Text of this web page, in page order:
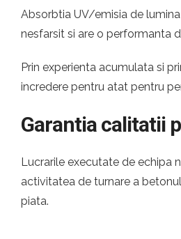
Absorbtia UV/emisia de
nesfarsit si are o performanta
Prin experienta acumulata si
incredere pentru atat pentru
Garantia calitatii
Lucrarile executate de echipa
activitatea de turnare a
piata.